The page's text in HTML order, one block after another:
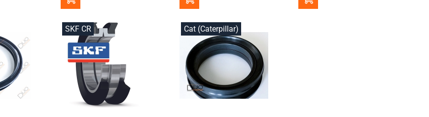
SKF CR Cat (Caterpillar)